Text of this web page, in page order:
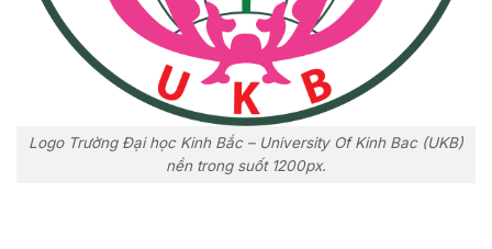
Logo Trường Đại học Kinh Bắc – University Of Kinh Bac (UKB)
nền trong suốt 1200px.